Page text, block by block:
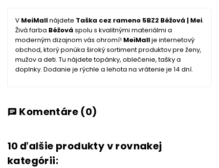
V MeiMallnájdete Taška cez rameno 5BZ2 Béžová | Mei.
Živá farba Béžová spolu s kvalitnými materiálmi a
moderným dizajnom vás ohromí! MeiMallje internetový
obchod, ktorý ponúka široký sortiment produktov pre ženy,
mužov a deti. Tu nájdete topánky, oblečenie, tašky a
doplnky. Dodanie je rýchle a lehota na vrátenie je 14 dní.
chat Komentáre (0)
10 ďalšie produkty v rovnakej
kategórii: